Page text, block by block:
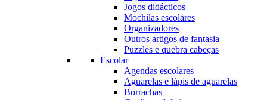
Jogos didácticos
Mochilas escolares
Organizadores
Outros artigos de fantasia
Puzzles e quebra cabeças
Escolar
Agendas escolares
Aguarelas e lápis de aguarelas
Borrachas